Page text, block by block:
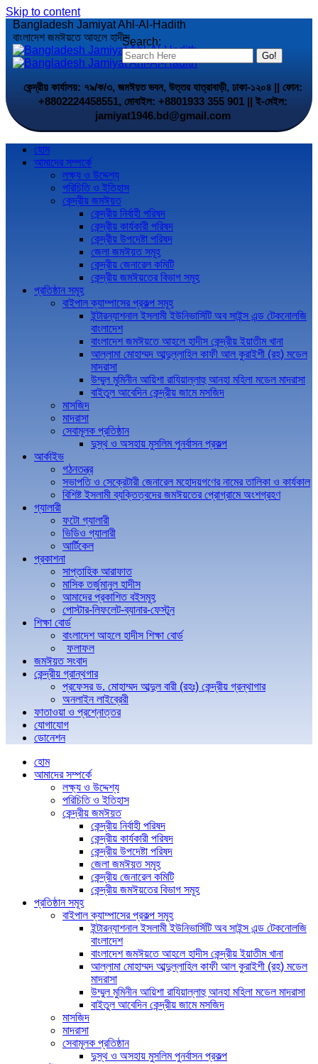
Skip to content
Search:
Bangladesh Jamiyat Ahl-Al-Hadith
বাংলাদেশ জমঈয়তে আহলে হাদীস
কেন্দ্রীয় কার্যালয়: ৭৯/ক/৩, জমঈয়ত ভবন, উত্তর যাত্রাবাড়ী, ঢাকা-১২০৪ || ফোন:
+8802224458551, মোবাইল: +8801933 355 901 || ই-মেইল:
jamiyat1946.bd@gmail.com
হোম
আমাদের সম্পর্কে
লক্ষ্য ও উদ্দেশ্য
পরিচিতি ও ইতিহাস
কেন্দ্রীয় জমঈয়ত
কেন্দ্রীয় নির্বাহী পরিষদ
কেন্দ্রীয় কার্যকারী পরিষদ
কেন্দ্রীয় উপদেষ্টা পরিষদ
জেলা জমঈয়ত সমূহ
কেন্দ্রীয় জেনারেল কমিটি
কেন্দ্রীয় জমঈয়তের বিভাগ সমূহ
প্রতিষ্ঠান সমূহ
বাইপাল ক্যাম্পাসের প্রকল্প সমূহ
ইন্টারন্যাশনাল ইসলামী ইউনিভার্সিটি অব সাইন্স এন্ড টেকনোলজি
বাংলাদেশ
বাংলাদেশ জমঈয়তে আহলে হাদীস কেন্দ্রীয় ইয়াতীম খানা
আল্লামা মোহাম্মদ আব্দুল্লাহিল কাফী আল কুরাইশী (রহ) মডেল
মাদরাসা
উম্মুল মুমিনীন আয়িশা রাযিয়াল্লাহু আনহা মহিলা মডেল মাদরাসা
বাইতুল আবেদিন কেন্দ্রীয় জামে মসজিদ
মাসজিদ
মাদরাসা
সেবামূলক প্রতিষ্ঠান
দুস্থ ও অসহায় মুসলিম পুনর্বাসন প্রকল্প
আর্কাইভ
গঠনতন্ত্র
সভাপতি ও সেক্রেটারী জেনারেল মহোদয়গণের নামের তালিকা ও কার্যকাল
বিশিষ্ট ইসলামী ব্যক্তিত্বদের জমঈয়তের প্রোগ্রামে অংশগ্রহণ
গ্যালারী
ফটো গ্যালারী
ভিডিও গ্যালারী
আর্টিকেল
প্রকাশনা
সাপ্তাহিক আরাফাত
মাসিক তর্জুমানুল হাদীস
আমাদের প্রকাশিত বইসমূহ
পোস্টার-লিফলেট-ব্যানার-ফেস্টুন
শিক্ষা বোর্ড
বাংলাদেশ আহলে হাদীস শিক্ষা বোর্ড
ফলাফল
জমঈয়ত সংবাদ
কেন্দ্রীয় গ্রান্থগার
প্রফেসর ড. মোহাম্মদ আব্দুল বারী (রহঃ) কেন্দ্রীয় গ্রন্থাগার
অনলাইন লাইব্রেরী
ফাতাওয়া ও প্রশ্নোত্তর
যোগাযোগ
ডোনেশন
হোম
আমাদের সম্পর্কে
লক্ষ্য ও উদ্দেশ্য
পরিচিতি ও ইতিহাস
কেন্দ্রীয় জমঈয়ত
কেন্দ্রীয় নির্বাহী পরিষদ
কেন্দ্রীয় কার্যকারী পরিষদ
কেন্দ্রীয় উপদেষ্টা পরিষদ
জেলা জমঈয়ত সমূহ
কেন্দ্রীয় জেনারেল কমিটি
কেন্দ্রীয় জমঈয়তের বিভাগ সমূহ
প্রতিষ্ঠান সমূহ
বাইপাল ক্যাম্পাসের প্রকল্প সমূহ
ইন্টারন্যাশনাল ইসলামী ইউনিভার্সিটি অব সাইন্স এন্ড টেকনোলজি
বাংলাদেশ
বাংলাদেশ জমঈয়তে আহলে হাদীস কেন্দ্রীয় ইয়াতীম খানা
আল্লামা মোহাম্মদ আব্দুল্লাহিল কাফী আল কুরাইশী (রহ) মডেল
মাদরাসা
উম্মুল মুমিনীন আয়িশা রাযিয়াল্লাহু আনহা মহিলা মডেল মাদরাসা
বাইতুল আবেদিন কেন্দ্রীয় জামে মসজিদ
মাসজিদ
মাদরাসা
সেবামূলক প্রতিষ্ঠান
দুস্থ ও অসহায় মুসলিম পুনর্বাসন প্রকল্প